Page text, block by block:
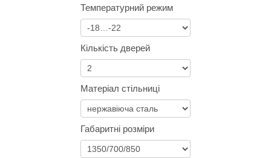
Температурний режим
Кількість дверей
Матеріал стільниці
Габаритні розміри